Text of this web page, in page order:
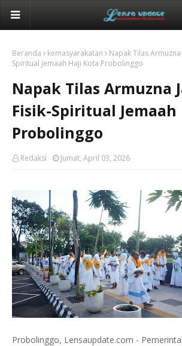
Beranda kemasyarakatan
Napak Tilas Armuzna
Spiritual Jemaah Haji Kota Probolinggo
Napak Tilas Armuzna
Fisik-Spiritual Jemaah
Probolinggo
Redaksi Jumat, April 03, 2026
Probolinggo, Lensaupdate.com -